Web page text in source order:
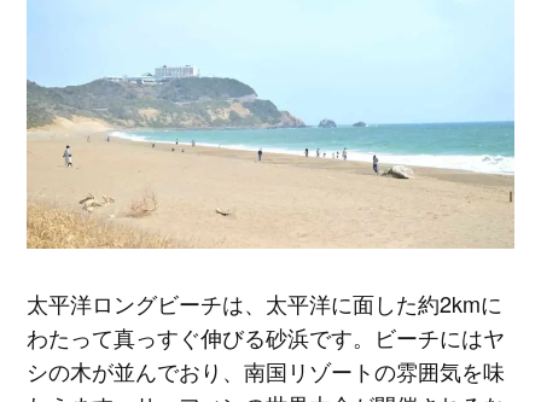
太平洋ロングビーチは、太平洋に面した約2kmに
わたって真っすぐ伸びる砂浜です。ビーチにはヤ
シの木が並んでおり、南国リゾートの雰囲気を味